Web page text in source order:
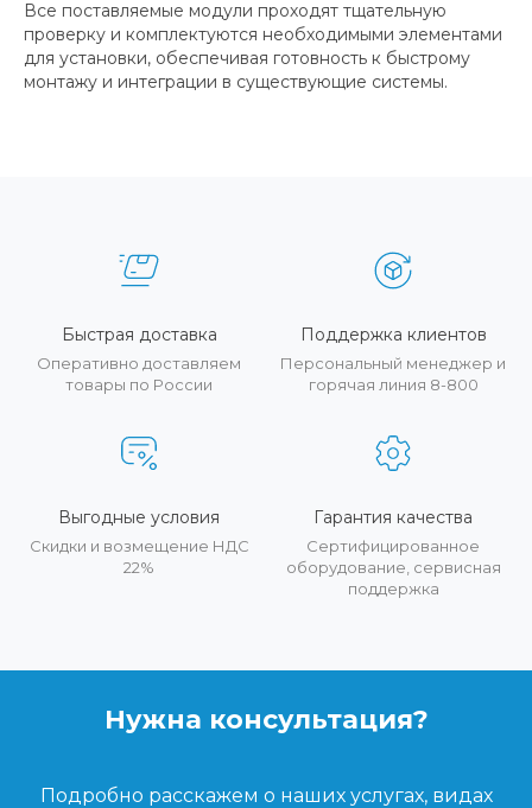
Все поставляемые модули проходят тщательную
проверку и комплектуются необходимыми элементами
для установки, обеспечивая готовность к быстрому
монтажу и интеграции в существующие системы.
Быстрая доставка
Оперативно доставляем
товары по России
Поддержка клиентов
Персональный менеджер и
горячая линия 8-800
Выгодные условия
Скидки и возмещение НДС
22%
Гарантия качества
Сертифицированное
оборудование, сервисная
поддержка
Нужна консультация?
Подробно расскажем о наших услугах, видах